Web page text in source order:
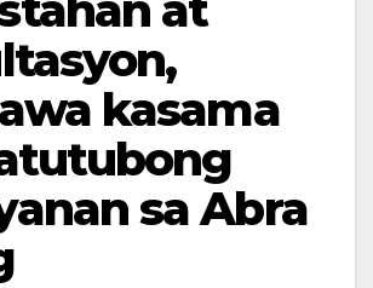
kasama
sa Abra